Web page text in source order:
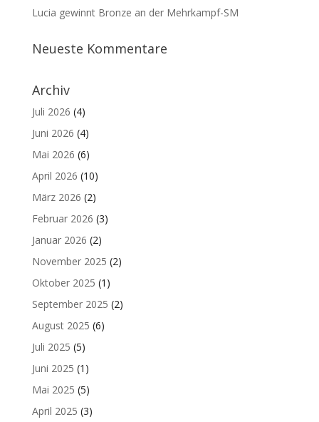
Lucia gewinnt Bronze an der Mehrkampf-SM
Neueste Kommentare
Archiv
Juli 2026 (4)
Juni 2026 (4)
Mai 2026 (6)
April 2026 (10)
März 2026 (2)
Februar 2026 (3)
Januar 2026 (2)
November 2025 (2)
Oktober 2025 (1)
September 2025 (2)
August 2025 (6)
Juli 2025 (5)
Juni 2025 (1)
Mai 2025 (5)
April 2025 (3)